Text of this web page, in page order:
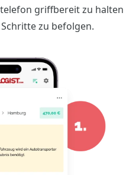
griffbereit zu halten
zu befolgen.